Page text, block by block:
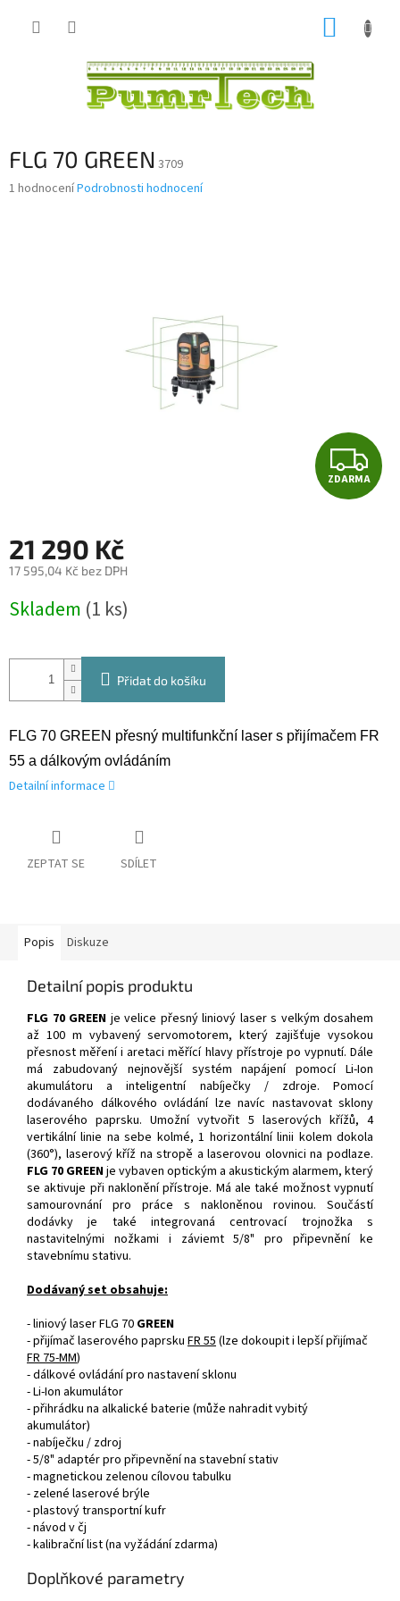
FLG 70 GREEN 3709
Průměrné
1 hodnoceníPodrobnosti hodnocení
Z
D
ZDARMA
21 290 Kč
17 595,04 Kč bez DPH
cena:
Skladem (1 ks)
Přidat do košíku
FLG 70 GREEN přesný multifunkční laser s přijímačem FR
55 a dálkovým ovládáním
Detailní informace
ZEPTAT SE SDÍLET
Popis Diskuze
Detailní popis produktu
FLG 70 GREEN je velice přesný liniový laser s velkým dosahem
až 100 m vybavený servomotorem, který zajišťuje vysokou
přesnost měření i aretaci měřící hlavy přístroje po vypnutí. Dále
má zabudovaný nejnovější systém napájení pomocí Li-Ion
akumulátoru a inteligentní nabíječky / zdroje. Pomocí
dodávaného dálkového ovládání lze navíc nastavovat sklony
laserového paprsku. Umožnívytvořit 5 laserových křížů, 4
vertikální linie na sebe kolmé, 1 horizontální linii kolem dokola
(360°), laserový kříž na stropě a laserovou olovnici na podlaze.
FLG 70 GREENje vybaven optickým a akustickým alarmem, který
se aktivuje při naklonění přístroje. Má ale také možnost vypnutí
samourovnání pro práce s nakloněnou rovinou. Součástí
dodávky je také integrovaná centrovací trojnožka s
nastavitelnými nožkami i záviemt 5/8" pro připevnění ke
stavebnímu stativu.
Dodávaný set obsahuje:
- liniový laser FLG 70 GREEN
- přijímač laserového paprsku FR 55(lze dokoupit i lepší přijímač
FR 75-MM)
- dálkové ovládání pro nastavení sklonu
- Li-Ion akumulátor
- přihrádku na alkalické baterie (může nahradit vybitý
akumulátor)
- nabíječku / zdroj
- 5/8" adaptér pro připevnění na stavební stativ
- magnetickou zelenou cílovou tabulku
- zelené laserové brýle
- plastový transportní kufr
- návod v čj
- kalibrační list (na vyžádání zdarma)
Doplňkové parametry